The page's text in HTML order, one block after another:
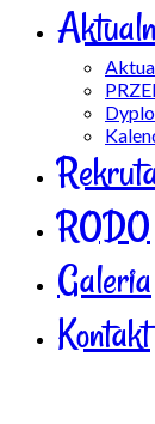
RODO
Galeria
Kontakt